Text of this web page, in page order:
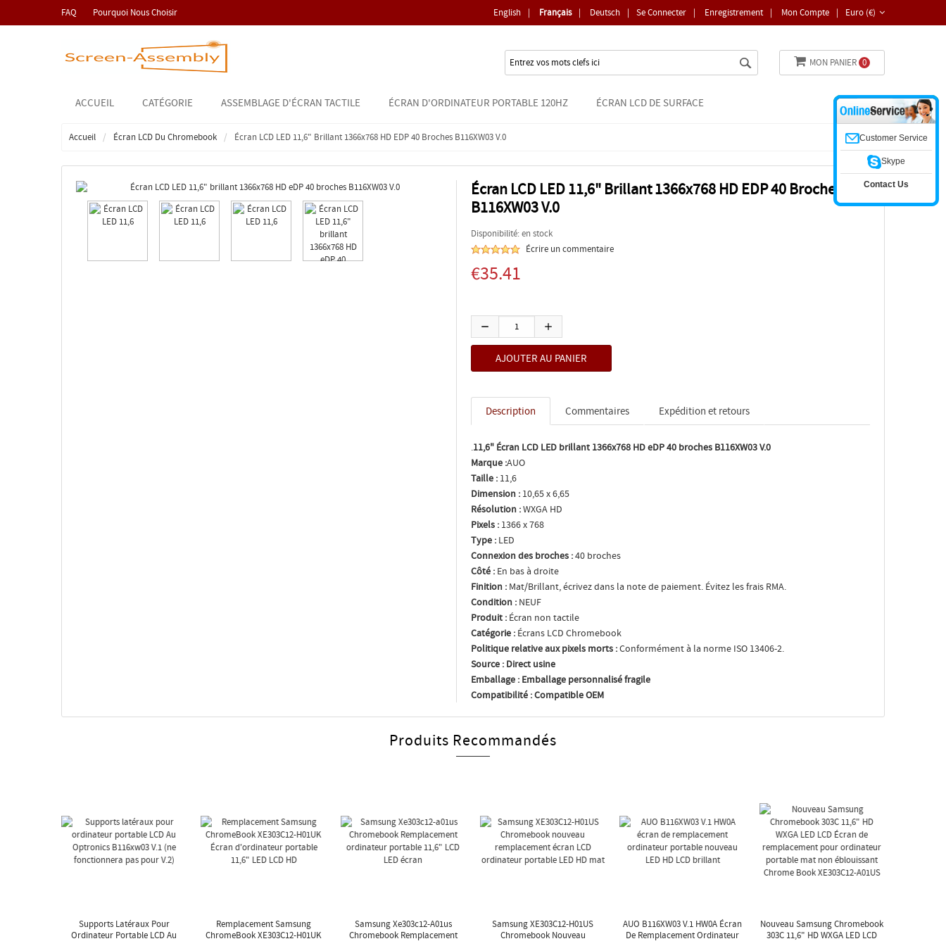
FAQ Pourquoi Nous Choisir Euro (€)
Se Connecter | Enregistrement | Mon Compte |
English | Français | Deutsch |
MON PANIER 0
ACCUEIL CATÉGORIE ASSEMBLAGE D'ÉCRAN TACTILE ÉCRAN D'ORDINATEUR PORTABLE 120HZ ÉCRAN LCD DE SURFACE
Accueil Écran LCD Du Chromebook Écran LCD LED 11,6" Brillant 1366x768 HD EDP 40 Broches B116XW03 V.0
Écran LCD LED 11,6" Brillant 1366x768 HD EDP 40 Broches
B116XW03 V.0
Disponibilité: en stock
Écrire un commentaire
€35.41
Description Commentaires Expédition et retours
.11,6" Écran LCD LED brillant 1366x768 HD eDP 40 broches B116XW03 V.0
Marque :AUO
Taille : 11,6
Dimension : 10,65 x 6,65
Résolution :WXGA HD
Pixels : 1366 x 768
Type : LED
Connexion des broches :40 broches
Côté : En bas à droite
Finition : Mat/Brillant, écrivez dans la note de paiement. Évitez les frais RMA.
Condition : NEUF
Produit : Écran non tactile
Catégorie : Écrans LCD Chromebook
Politique relative aux pixels morts :Conformément à la norme ISO 13406-2.
Source : Direct usine
Emballage : Emballage personnalisé fragile
Compatibilité :Compatible OEM
Produits Recommandés
Supports Latéraux Pour
Ordinateur Portable LCD Au
Remplacement Samsung
ChromeBook XE303C12-H01UK
Samsung Xe303c12-A01us
Chromebook Remplacement
Samsung XE303C12-H01US
Chromebook Nouveau
AUO B116XW03 V.1 HW0A Écran
De Remplacement Ordinateur
Nouveau Samsung Chromebook
303C 11,6" HD WXGA LED LCD
Customer Service
Skype
Contact Us